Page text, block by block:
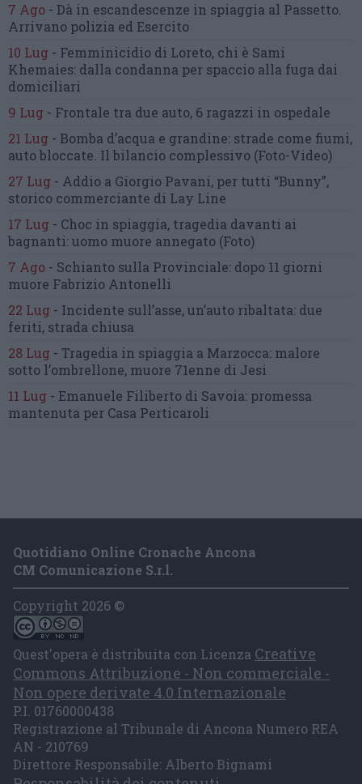
7 Ago - Dà in escandescenze in spiaggia al Passetto.
Arrivano polizia ed Esercito
10 Lug - Femminicidio di Loreto, chi è Sami
Khemaies: dalla condanna per spaccio alla fuga dai
domiciliari
9 Lug - Frontale tra due auto, 6 ragazzi in ospedale
21 Lug - Bomba d’acqua e grandine: strade come fiumi,
auto bloccate. Il bilancio complessivo (Foto-Video)
27 Lug - Addio a Giorgio Pavani, per tutti “Bunny”,
storico commerciante di Lay Line
17 Lug - Choc in spiaggia, tragedia davanti ai
bagnanti:uomo muore annegato (Foto)
7 Ago - Schianto sulla Provinciale: dopo 11 giorni
muore Fabrizio Antonelli
22 Lug - Incidente sull’asse, un’auto ribaltata: due
feriti, strada chiusa
28 Lug - Tragedia in spiaggia a Marzocca: malore
sotto l’ombrellone, muore 71enne di Jesi
11 Lug - Emanuele Filiberto di Savoia: promessa
mantenuta per Casa Perticaroli
Quotidiano Online Cronache Ancona
CM Comunicazione S.r.l.
Copyright 2026 ©
Quest'opera è distribuita con Licenza Creative
Commons Attribuzione - Non commerciale -
Non opere derivate 4.0 Internazionale
P.I. 01760000438
Registrazione al Tribunale di Ancona Numero REA
AN - 210769
Direttore Responsabile: Alberto Bignami